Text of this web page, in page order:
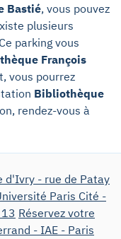
Bastié, vous pouvez
plusieurs
parking vous
François
vous pourrez
Bibliothèque
rendez-vous à
d'Ivry - rue de Patay
Paris Cité -
Réservez votre
- IAE - Paris